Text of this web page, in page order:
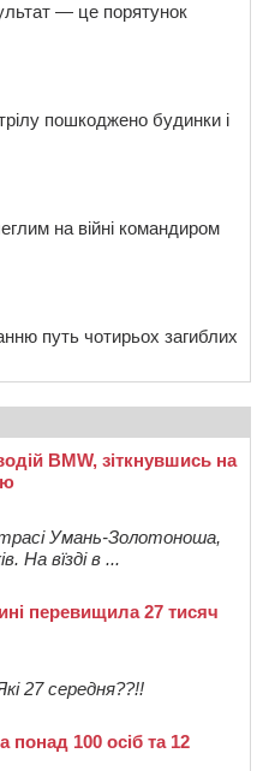
— це порятунок
пошкоджено будинки і
на війні командиром
путь чотирьох загиблих
BMW, зіткнувшись на
Умань-Золотоноша,
На вїзді в ...
перевищила 27 тисяч
27 середня??!!
понад 100 осіб та 12